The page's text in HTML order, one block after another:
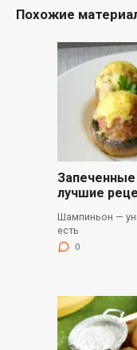
Похожие
лучшие
Шампиньон —
есть
0